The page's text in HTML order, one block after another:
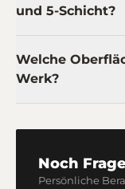
und 5-Schicht?
Welche
Werk?
Noch
Persönliche